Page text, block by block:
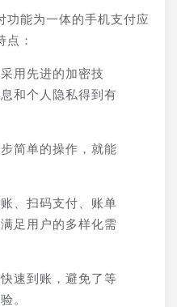
功能为一体的手机支付应
点：
用先进的加密技
和个人隐私得到有
简单的操作，就能
账、扫码支付、账单
足用户的多样化需
速到账，避免了等
。